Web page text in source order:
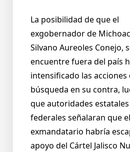
La posibilidad de que el
exgobernador de
Silvano Aureoles Conejo,
encuentre fuera del país
intensificado las acciones
búsqueda en su contra,
que autoridades
federales señalaran que el
exmandatario habría
apoyo del Cártel Jalisco